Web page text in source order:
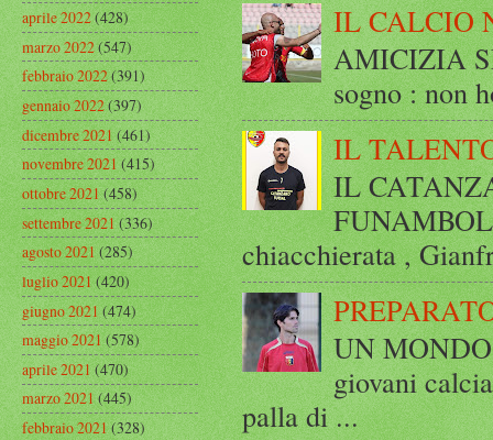
IL CALCIO
AMICIZIA
sogno : non
IL
IL
chiacchierata ,
UN
giovani
palla di ...
aprile 2022(428)
marzo 2022(547)
febbraio 2022(391)
gennaio 2022(397)
dicembre 2021(461)
novembre 2021(415)
ottobre 2021(458)
settembre 2021(336)
agosto 2021(285)
luglio 2021(420)
giugno 2021(474)
maggio 2021(578)
aprile 2021(470)
marzo 2021(445)
febbraio 2021(328)